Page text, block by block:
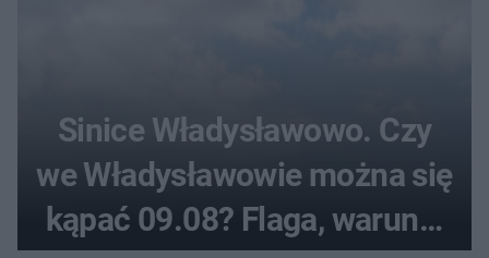
Sinice Władysławowo. Czy
we Władysławowie można się
kąpać 09.08? Flaga, warunki